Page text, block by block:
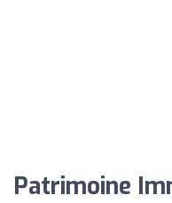
Patrimoine